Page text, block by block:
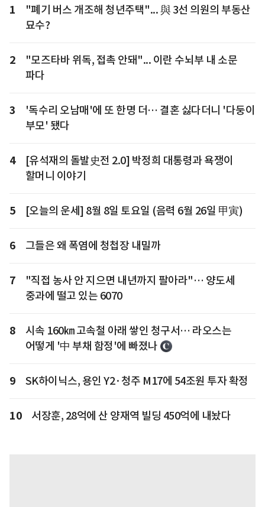
1
"폐기 버스 개조해 청년주택"... 與 3선 의원의 부동산
묘수?
2
"모즈타바 위독, 접촉 안돼"... 이란 수뇌부 내 소문
파다
3
'독수리 오남매'에 또 한명 더… 결혼 싫다더니 '다둥이
부모' 됐다
4
[유석재의 돌발史전 2.0] 박정희 대통령과 욕쟁이
할머니 이야기
5 [오늘의 운세] 8월 8일 토요일 (음력 6월 26일 甲寅)
6 그들은 왜 폭염에 청첩장 내밀까
7
"직접 농사 안 지으면 내년까지 팔아라"… 양도세
중과에 떨고 있는 6070
8
시속 160㎞ 고속철 아래 쌓인 청구서… 라오스는
어떻게 '中 부채 함정'에 빠졌나
9 SK하이닉스, 용인 Y2·청주 M17에 54조원 투자 확정
10 서장훈, 28억에 산 양재역 빌딩 450억에 내놨다